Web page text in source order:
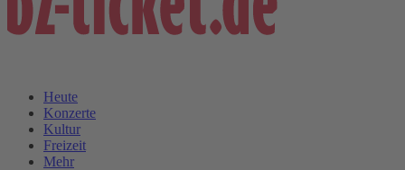
Heute
Konzerte
Kultur
Freizeit
Mehr